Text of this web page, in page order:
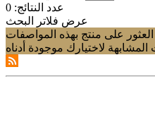
عدد النتائج: 0
عرض فلاتر البحث
على منتج بهذه المواصفات
المشابهة لاختيارك موجودة أدناه